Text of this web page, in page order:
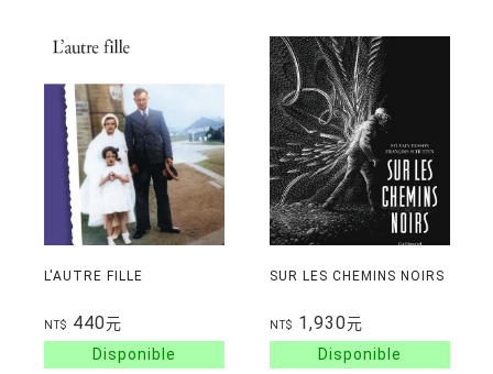
L'AUTRE FILLE
NT$ 440元
SUR LES CHEMINS NOIRS
NT$ 1,930元